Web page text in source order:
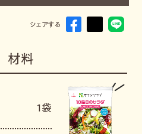
シェアする
材料
1袋